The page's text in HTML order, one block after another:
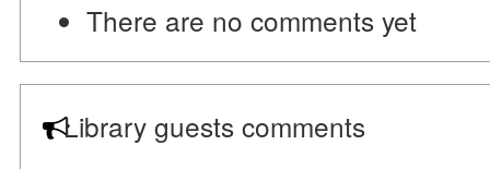
There are no comments yet
Library guests comments